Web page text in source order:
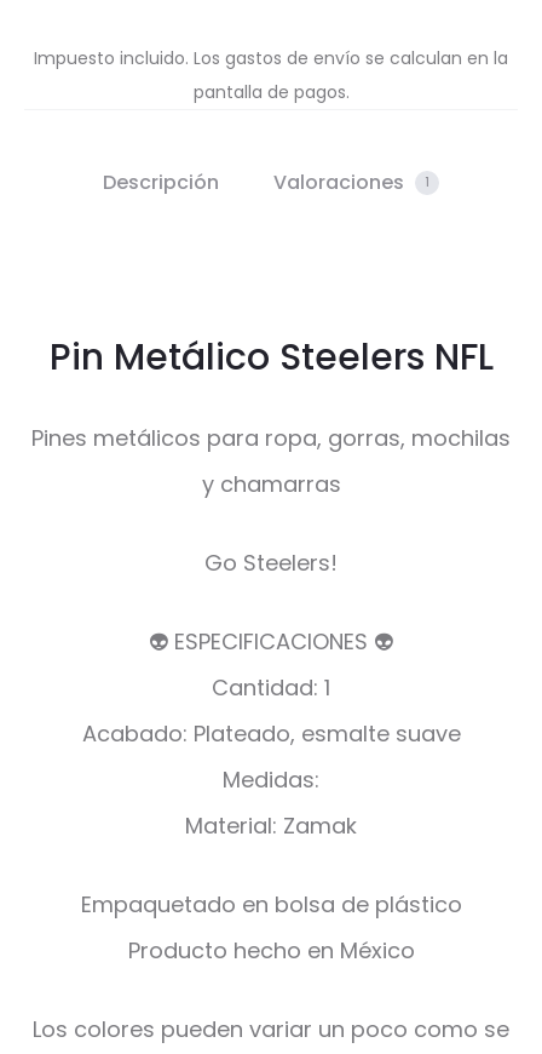
Impuesto incluido. Los gastos de envío se calculan en la
pantalla de pagos.
Descripción Valoraciones 1
Pin Metálico Steelers NFL
Pines metálicos para ropa, gorras, mochilas
y chamarras
Go Steelers!
👽 ESPECIFICACIONES 👽
Cantidad: 1
Acabado: Plateado, esmalte suave
Medidas:
Material: Zamak
Empaquetado en bolsa de plástico
Producto hecho en México
Los colores pueden variar un poco como se